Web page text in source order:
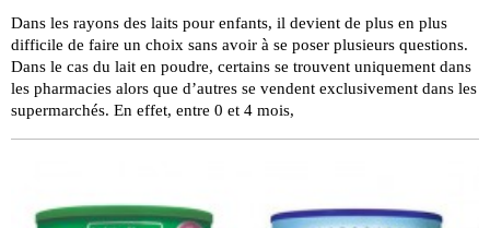
Dans les rayons des laits pour enfants, il devient de plus en plus
difficile de faire un choix sans avoir à se poser plusieurs questions.
Dans le cas du lait en poudre, certains se trouvent uniquement dans
les pharmacies alors que d’autres se vendent exclusivement dans les
supermarchés. En effet, entre 0 et 4 mois,